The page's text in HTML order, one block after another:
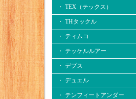
・ TEX（テックス）
・ THタックル
・ ティムコ
・ テッケルルアー
・ デプス
・ デュエル
・ テンフィートアンダー